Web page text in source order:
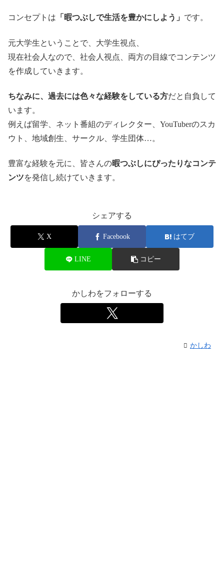
コンセプトは 「暇つぶしで生活を豊かにしよう」 です。
元大学生ということで、大学生視点、
現在社会人なので、社会人視点、両方の目線でコンテンツ
を作成していきます。
ちなみに、過去には色々な経験をしている方だと自負して
います。
例えば留学、ネット番組のディレクター、YouTuberのスカ
ウト、地域創生、サークル、学生団体…。
豊富な経験を元に、皆さんの暇つぶしにぴったりなコンテ
ンツを発信し続けていきます。
シェアする
X Facebook はてブ
LINE コピー
かしわをフォローする
かしわ